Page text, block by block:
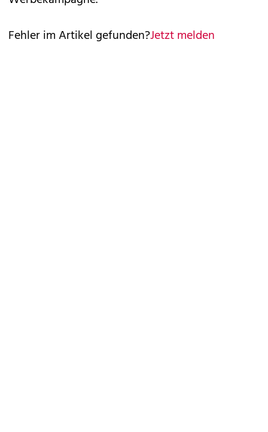
Fehler im Artikel gefunden?Jetzt melden